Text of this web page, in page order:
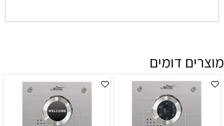
מוצרים דומים